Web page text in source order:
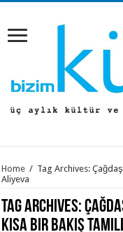
Home / Tag Archives:
Aliyeva
Tag Archives:
kısa bir bakış